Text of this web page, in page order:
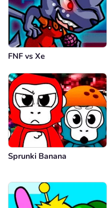
FNF vs Xе
Sprunki Banana